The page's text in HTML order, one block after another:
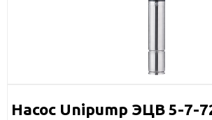
Насос Unipump ЭЦВ 5-7-